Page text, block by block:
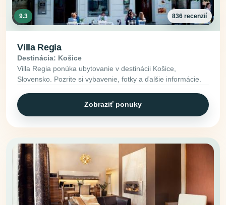
9.3 836 recenzií
Villa Regia
Destinácia: Košice
Villa Regia ponúka ubytovanie v destinácii Košice,
Slovensko. Pozrite si vybavenie, fotky a ďalšie informácie.
Zobraziť ponuky